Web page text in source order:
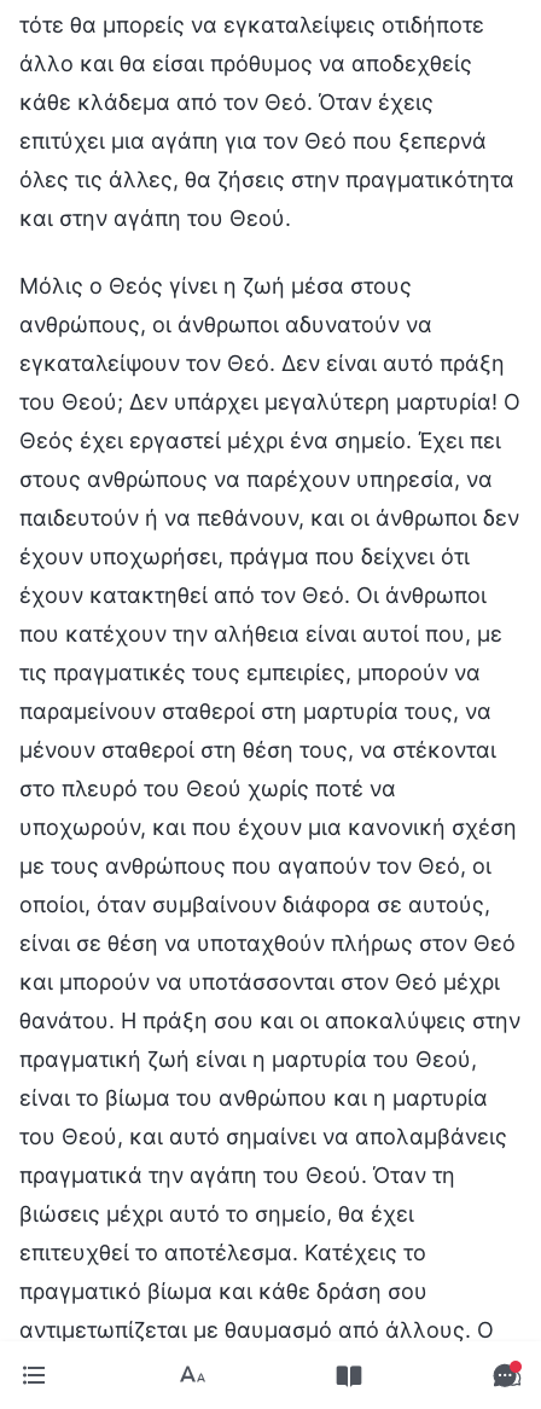
τότε θα μπορείς να εγκαταλείψεις οτιδήποτε
άλλο και θα είσαι πρόθυμος να αποδεχθείς
κάθε κλάδεμα από τον Θεό. Όταν έχεις
επιτύχει μια αγάπη για τον Θεό που ξεπερνά
όλες τις άλλες, θα ζήσεις στην πραγματικότητα
και στην αγάπη του Θεού.
Μόλις ο Θεός γίνει η ζωή μέσα στους
ανθρώπους, οι άνθρωποι αδυνατούν να
εγκαταλείψουν τον Θεό. Δεν είναι αυτό πράξη
του Θεού; Δεν υπάρχει μεγαλύτερη μαρτυρία! Ο
Θεός έχει εργαστεί μέχρι ένα σημείο. Έχει πει
στους ανθρώπους να παρέχουν υπηρεσία, να
παιδευτούν ή να πεθάνουν, και οι άνθρωποι δεν
έχουν υποχωρήσει, πράγμα που δείχνει ότι
έχουν κατακτηθεί από τον Θεό. Οι άνθρωποι
που κατέχουν την αλήθεια είναι αυτοί που, με
τις πραγματικές τους εμπειρίες, μπορούν να
παραμείνουν σταθεροί στη μαρτυρία τους, να
μένουν σταθεροί στη θέση τους, να στέκονται
στο πλευρό του Θεού χωρίς ποτέ να
υποχωρούν, και που έχουν μια κανονική σχέση
με τους ανθρώπους που αγαπούν τον Θεό, οι
οποίοι, όταν συμβαίνουν διάφορα σε αυτούς,
είναι σε θέση να υποταχθούν πλήρως στον Θεό
και μπορούν να υποτάσσονται στον Θεό μέχρι
θανάτου. Η πράξη σου και οι αποκαλύψεις στην
πραγματική ζωή είναι η μαρτυρία του Θεού,
είναι το βίωμα του ανθρώπου και η μαρτυρία
του Θεού, και αυτό σημαίνει να απολαμβάνεις
πραγματικά την αγάπη του Θεού. Όταν τη
βιώσεις μέχρι αυτό το σημείο, θα έχει
επιτευχθεί το αποτέλεσμα. Κατέχεις το
πραγματικό βίωμα και κάθε δράση σου
αντιμετωπίζεται με θαυμασμό από άλλους. Ο
ρουχισμός και η εξωτερική εμφάνισή σου δεν